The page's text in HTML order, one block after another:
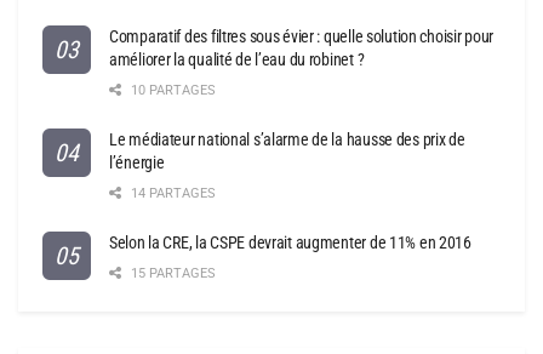
Comparatif des filtres sous évier : quelle solution choisir pour
améliorer la qualité de l’eau du robinet ?
10 PARTAGES
Le médiateur national s’alarme de la hausse des prix de
l’énergie
14 PARTAGES
Selon la CRE, la CSPE devrait augmenter de 11% en 2016
15 PARTAGES